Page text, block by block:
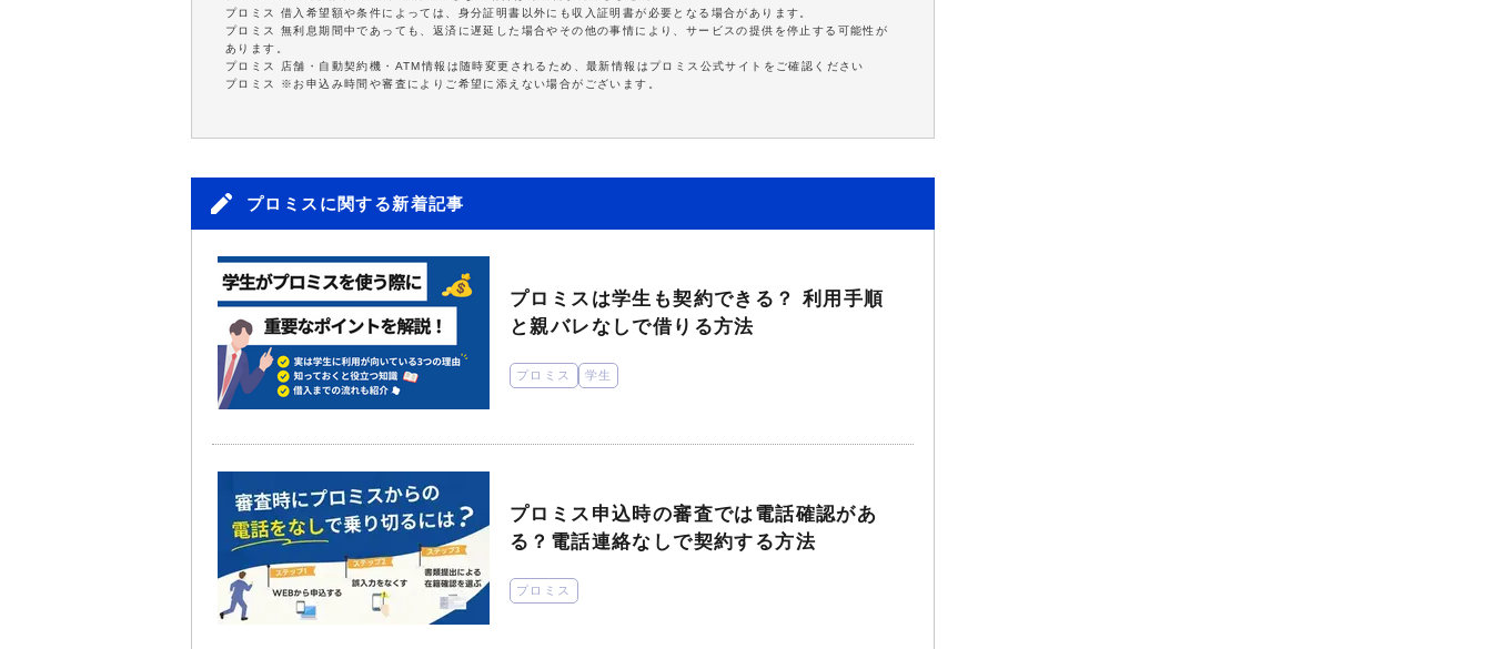
プロミス 借入希望額や条件によっては、身分証明書以外にも収入証明書が必要となる場合があります。
プロミス 無利息期間中であっても、返済に遅延した場合やその他の事情により、サービスの提供を停止する可能性が
あります。
プロミス 店舗・自動契約機・ATM情報は随時変更されるため、最新情報はプロミス公式サイトをご確認ください
プロミス ※お申込み時間や審査によりご希望に添えない場合がございます。
プロミスに関する新着記事
プロミスは学生も契約できる？ 利用手順
と親バレなしで借りる方法
プロミス 学生
プロミス申込時の審査では電話確認があ
る？電話連絡なしで契約する方法
プロミス